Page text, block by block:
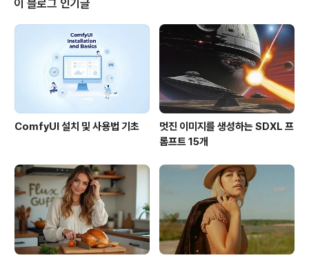
한 후 첫번째 한글폰트를 사용하는 것 같"다고 하시네요.
그러니까, 윈도가 설치된 폴더 밑에 있는 fonts 폴더(예:
c:\windows\fonts)속에 들어가서 원하는 폰트의 이름을
가나다 순으로 가장 앞에 오도록 이름만 바꿔주면 그 폰트
가 구글어스를 ..
이 블로그 인기글
ComfyUI 설치 및 사용법 기초
멋진 이미지를 생성하는 SDXL 프
롬프트 15개